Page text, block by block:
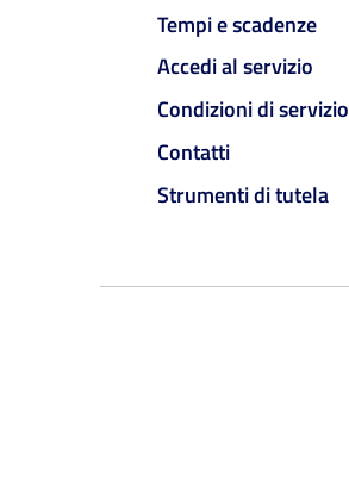
Tempi e scadenze
Accedi al servizio
Condizioni di servizio
Contatti
Strumenti di tutela